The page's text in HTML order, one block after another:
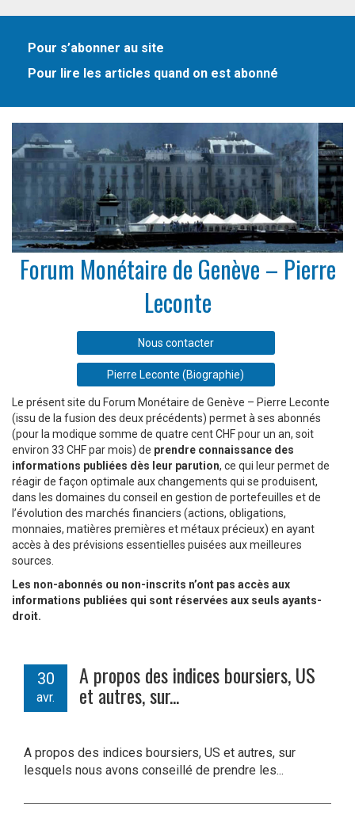
Pour s’abonner au site
Pour lire les articles quand on est abonné
Forum Monétaire de Genève – Pierre
Leconte
Nous contacter
Pierre Leconte (Biographie)
Le présent site du Forum Monétaire de Genève – Pierre Leconte
(issu de la fusion des deux précédents) permet à ses abonnés
(pour la modique somme de quatre cent CHF pour un an, soit
environ 33 CHF par mois) de prendre connaissance des
informations publiées dès leur parution, ce qui leur permet de
réagir de façon optimale aux changements qui se produisent,
dans les domaines du conseil en gestion de portefeuilles et de
l’évolution des marchés financiers (actions, obligations,
monnaies, matières premières et métaux précieux) en ayant
accès à des prévisions essentielles puisées aux meilleures
sources.
Les non-abonnés ou non-inscrits n’ont pas accès aux
informations publiées qui sont réservées aux seuls ayants-
droit.
30
avr.
A propos des indices boursiers, US
et autres, sur...
A propos des indices boursiers, US et autres, sur
lesquels nous avons conseillé de prendre les...